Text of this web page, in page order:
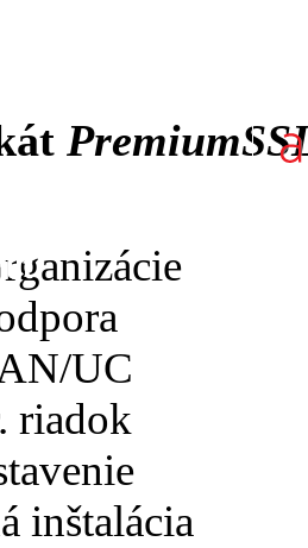
UC
riadok
inštalácia